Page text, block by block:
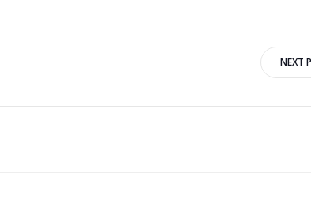
por
NEXT